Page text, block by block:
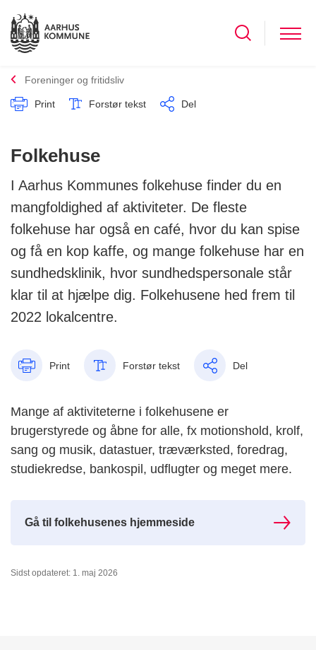
Foreninger og fritidsliv
Print Forstør tekst Del
Folkehuse
I Aarhus Kommunes folkehuse finder du en
mangfoldighed af aktiviteter. De fleste
folkehuse har også en café, hvor du kan spise
og få en kop kaffe, og mange folkehuse har en
sundhedsklinik, hvor sundhedspersonale står
klar til at hjælpe dig. Folkehusene hed frem til
2022 lokalcentre.
Print Forstør tekst Del
Mange af aktiviteterne i folkehusene er
brugerstyrede og åbne for alle, fx motionshold, krolf,
sang og musik, datastuer, træværksted, foredrag,
studiekredse, bankospil, udflugter og meget mere.
Gå til folkehusenes hjemmeside
Sidst opdateret: 1. maj 2026